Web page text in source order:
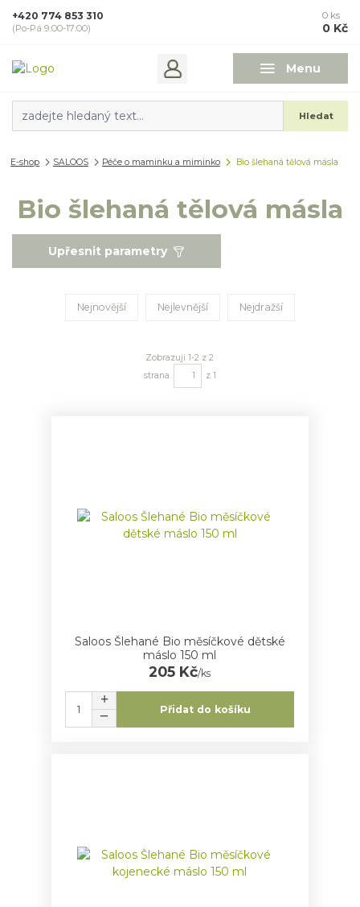
Menu
Hledat
+420 774 853 310
(Po-Pá 9:00-17:00)
0 ks
0 Kč
E-shop SALOOS Péče o maminku a miminko Bio šlehaná tělová másla
Bio šlehaná tělová másla
Upřesnit parametry
Nejnovější Nejlevnější Nejdražší
Zobrazuji 1-2 z 2
strana
z 1
Saloos Šlehané Bio měsíčkové dětské
máslo 150 ml
205 Kč/ks
Přidat do košíku